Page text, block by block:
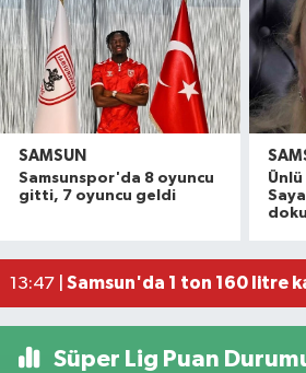
SAMSUN
Samsunspor'da 8 oyuncu
gitti, 7 oyuncu geldi
16:49 |Dron saldırısına uğrayan
15:27 |Uyuşturucu
Atakum'da denize girenlere
13:47 | Samsun'da 1 ton 160 litre
Süper Lig Puan